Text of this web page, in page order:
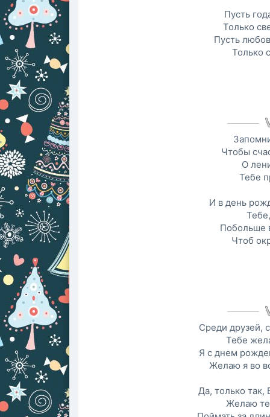
Пусть
Только
Пусть
Только
Чтобы
О
Тебе
И в день
Побольше
Чтоб
Среди друзей,
Тебе
Я с днем
Желаю я во
Да, только так,
Желаю